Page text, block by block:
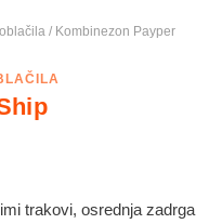
/ Kombinezon Payper
trakovi, osrednja zadrga